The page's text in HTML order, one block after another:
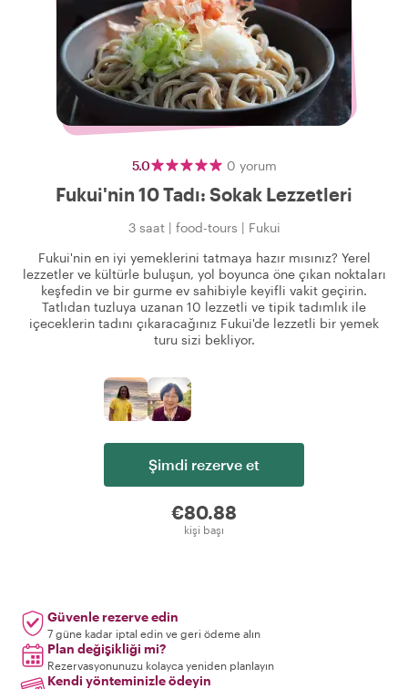
5.0 0 yorum
Fukui'nin 10 Tadı: Sokak Lezzetleri
3 saat| food-tours | Fukui
Fukui'nin en iyi yemeklerini tatmaya hazır mısınız? Yerel
lezzetler ve kültürle buluşun, yol boyunca öne çıkan noktaları
keşfedin ve bir gurme ev sahibiyle keyifli vakit geçirin.
Tatlıdan tuzluya uzanan 10 lezzetli ve tipik tadımlık ile
içeceklerin tadını çıkaracağınız Fukui'de lezzetli bir yemek
turu sizi bekliyor.
Şimdi rezerve et
€80.88
kişi başı
Güvenle rezerve edin
7 güne kadar iptal edin ve geri ödeme alın
Plan değişikliği mi?
Rezervasyonunuzu kolayca yeniden planlayın
Kendi yönteminizle ödeyin